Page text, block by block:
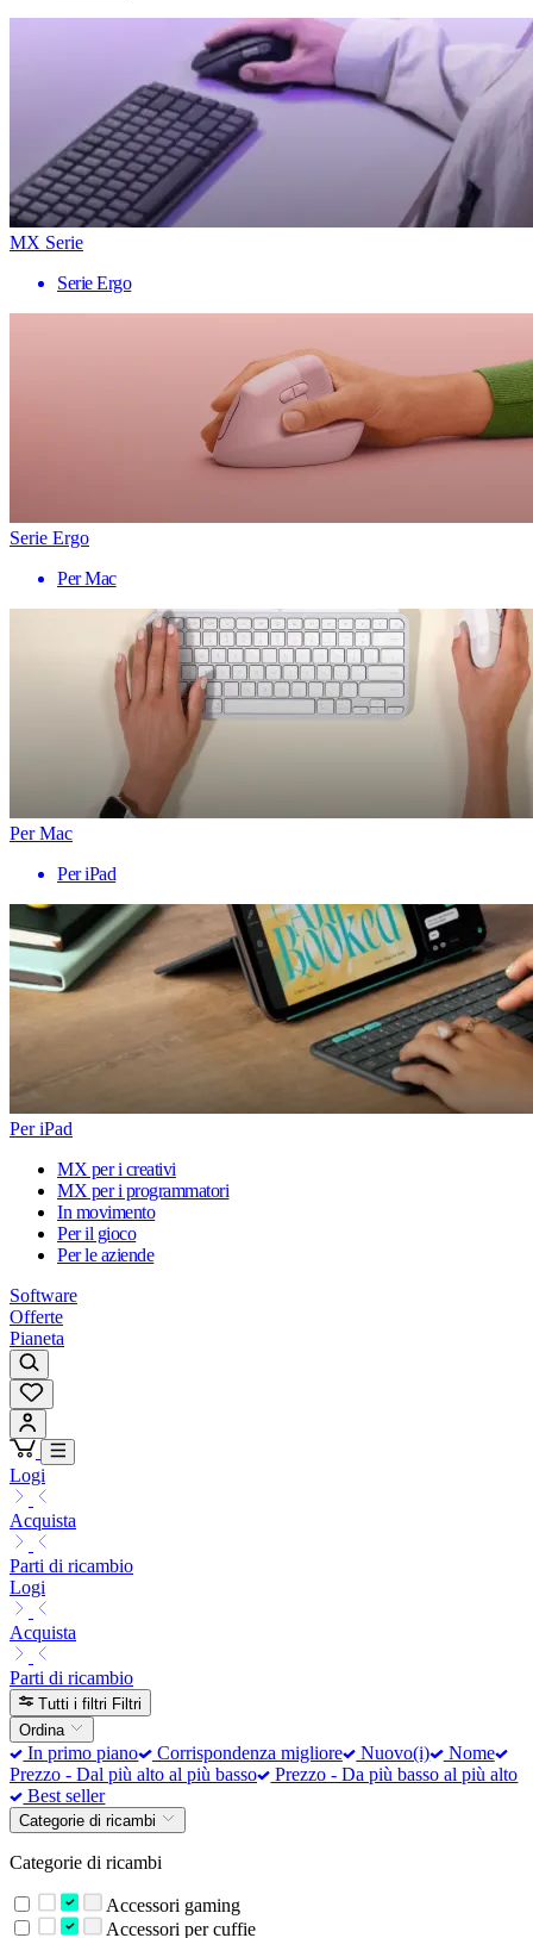
MX Serie
Serie Ergo
Serie Ergo
Per Mac
Per Mac
Per iPad
Per iPad
MX per i creativi
MX per i programmatori
In movimento
Per il gioco
Per le aziende
Software
Offerte
Pianeta
Logi
Acquista
Parti di ricambio
Logi
Acquista
Parti di ricambio
Tutti i filtri Filtri
Ordina
In primo piano Corrispondenza migliore Nuovo(i)
Nome
Prezzo - Dal più alto al più basso
Prezzo - Da più basso al più alto
Best seller
Categorie di ricambi
Categorie di ricambi
Accessori gaming
Accessori per cuffie